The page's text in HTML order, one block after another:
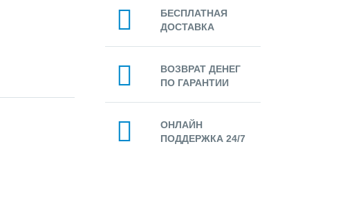
БЕСПЛАТНАЯ
ДОСТАВКА
ВОЗВРАТ ДЕНЕГ
ПО ГАРАНТИИ
ОНЛАЙН
ПОДДЕРЖКА 24/7